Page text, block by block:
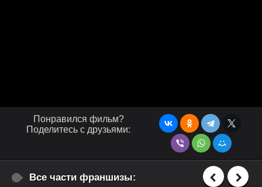
Понравился фильм?
Поделитесь с друзьями:
Все части франшизы: